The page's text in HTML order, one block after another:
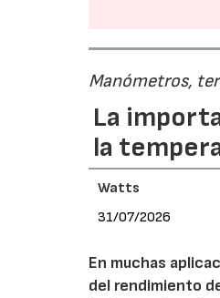
Manómetros,
La
la
Watts
31/07/2026
En muchas
del rendimiento